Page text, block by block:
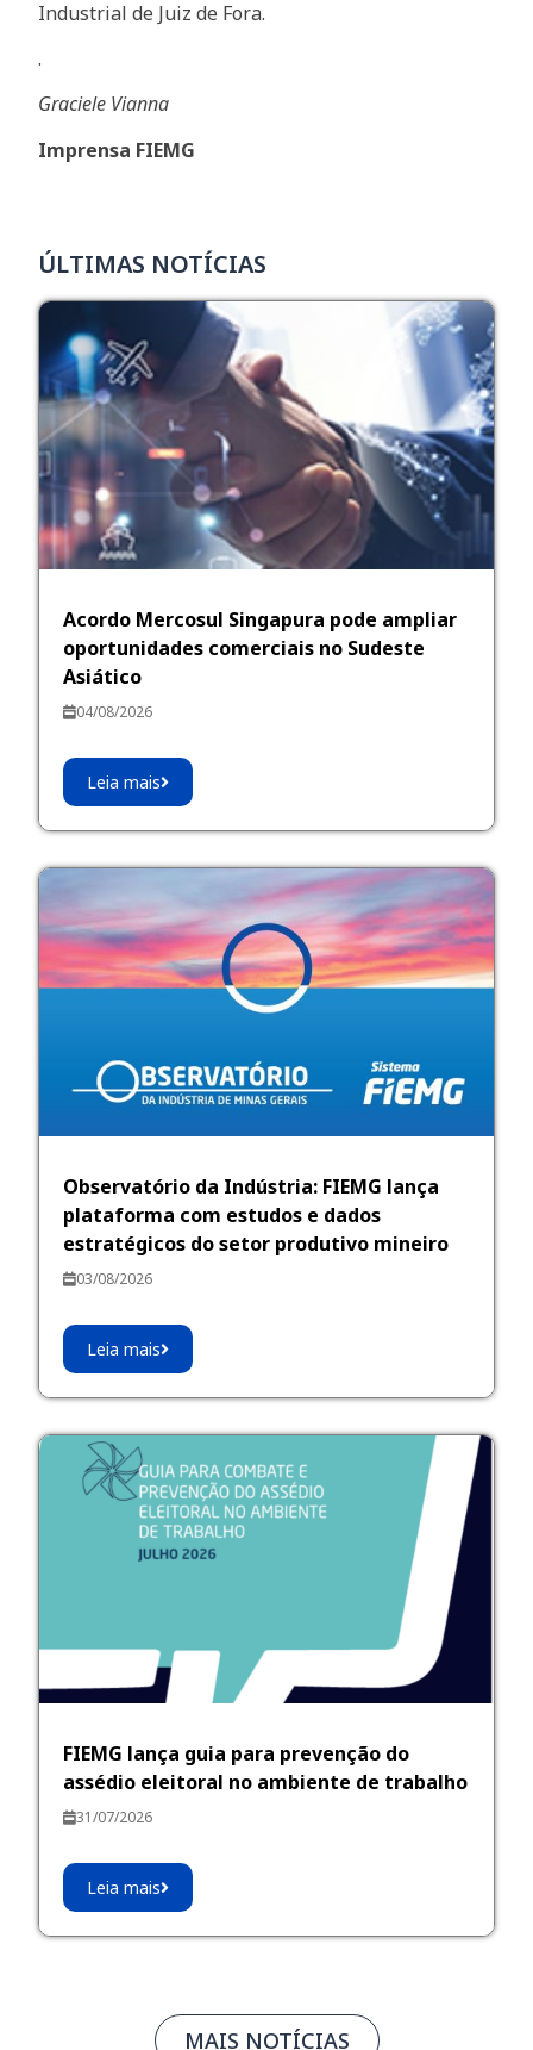
Industrial de Juiz de Fora.
.
Graciele Vianna
Imprensa FIEMG
ÚLTIMAS NOTÍCIAS
Acordo Mercosul Singapura pode ampliar
oportunidades comerciais no Sudeste
Asiático
04/08/2026
Leia mais
Observatório da Indústria: FIEMG lança
plataforma com estudos e dados
estratégicos do setor produtivo mineiro
03/08/2026
Leia mais
FIEMG lança guia para prevenção do
assédio eleitoral no ambiente de trabalho
31/07/2026
Leia mais
MAIS NOTÍCIAS